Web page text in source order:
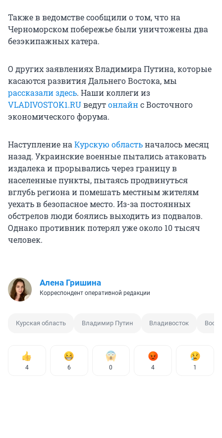
Также в ведомстве сообщили о том, что на
Черноморском побережье были уничтожены два
безэкипажных катера.
О других заявлениях Владимира Путина, которые
касаются развития Дальнего Востока, мы
рассказали здесь. Наши коллеги из
VLADIVOSTOK1.RUведутонлайнс Восточного
экономического форума.
Наступление на Курскую областьначалось месяц
назад. Украинские военные пытались атаковать
издалека и прорывались через границу в
населенные пункты, пытаясь продвинуться
вглубь региона и помешать местным жителям
уехать в безопасное место. Из-за постоянных
обстрелов люди боялись выходить из подвалов.
Однако противник потерял уже около 10 тысяч
человек.
Алена Гришина
Корреспондент оперативной редакции
Курская область Владимир Путин Владивосток
4 6 0 4 1